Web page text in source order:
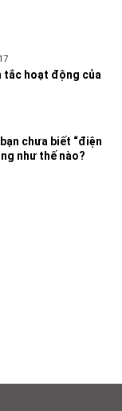
tắc hoạt động của
chưa biết “điện
như thế nào?